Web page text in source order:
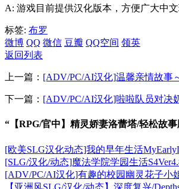
A: 游戏目前提供汉化版本，方便广大中
标签: 布罗
微博 QQ 微信 豆瓣 QQ空间 领英
返回列表
上一篇： [ADV/PC/AI汉化]温馨亲情故事
下一篇： [ADV/PC/AI汉化]啦啦队员对决
“【RPG/官中】精灵娇妻洛蕾塔/轻松故
[欧美SLG汉化动态]我的早年生活
[SLG/汉化/动态]魔法学院学园生活
[ADV/PC/AI汉化]有趣的校园幽灵花子小
【亚洲风SLG/汉化/动态】深度复兴/